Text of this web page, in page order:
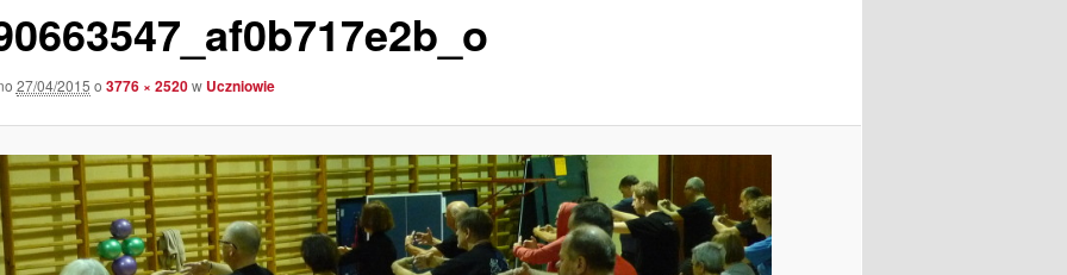
27/04/2015 o 3776 × 2520w Uczniowie